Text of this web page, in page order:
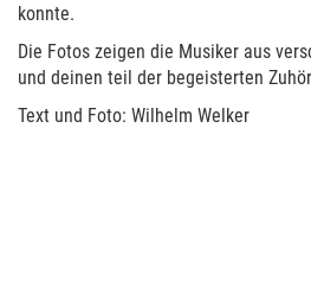
konnte.
Die Fotos zeigen die Musiker aus
und deinen teil der begeisterten
Text und Foto: Wilhelm Welker